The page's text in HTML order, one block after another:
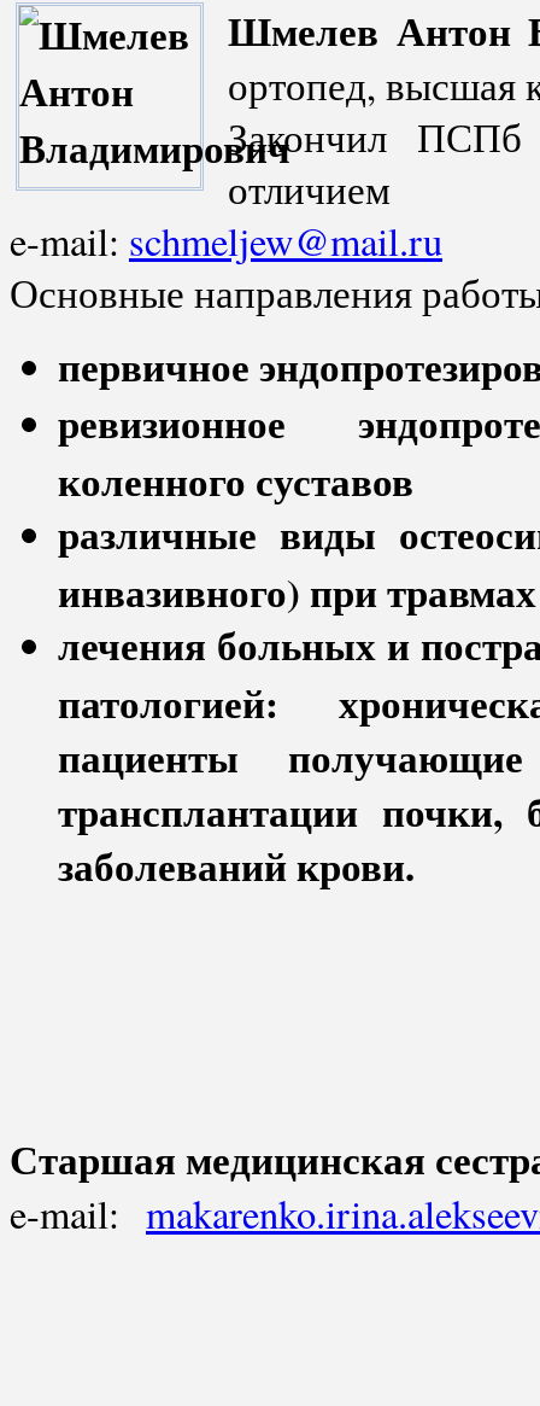
Шмелев Антон
ортопед, высшая
Закончил
отличием
e-mail: schmeljew@mail.ru
Основные направления
первичное
ревизионное
коленного суставов
различные виды
инвазивного) при
лечения больных и
патологией:
пациенты
трансплантации
заболеваний крови.
Старшая медицинская
e-mail: